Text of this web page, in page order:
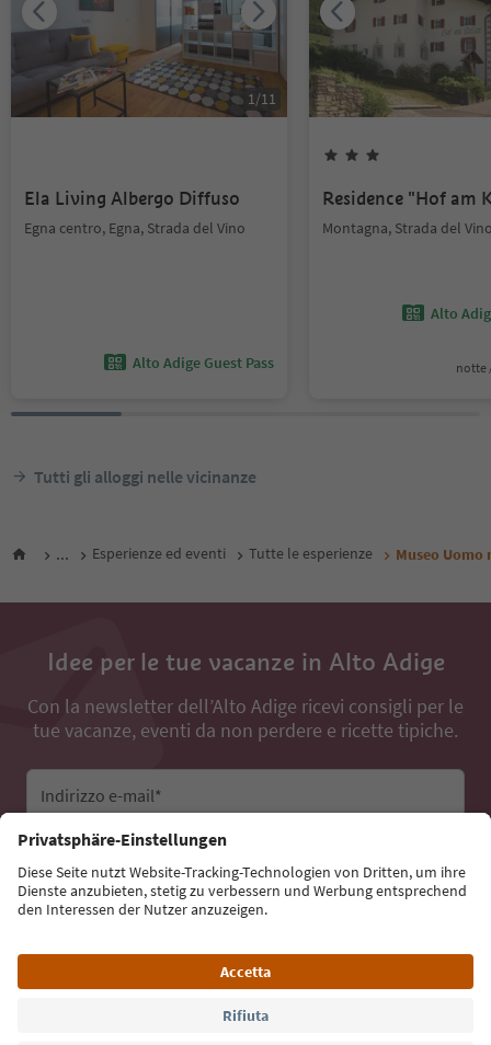
1/11
Ela Living Albergo Diffuso
Egna centro, Egna, Strada del Vino
Alto Adige Guest Pass
Residence "Hof am
Montagna, Strada del
Alto
notte
Tutti gli alloggi nelle vicinanze
... Esperienze ed eventi Tutte le esperienze Museo Uomo
Idee per le tue vacanze in Alto Adige
Con la newsletter dell’Alto Adige ricevi consigli per le
tue vacanze, eventi da non perdere e ricette tipiche.
Indirizzo e-mail*
Iscriviti alla newsletter